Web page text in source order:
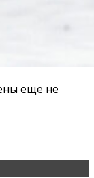
еще не